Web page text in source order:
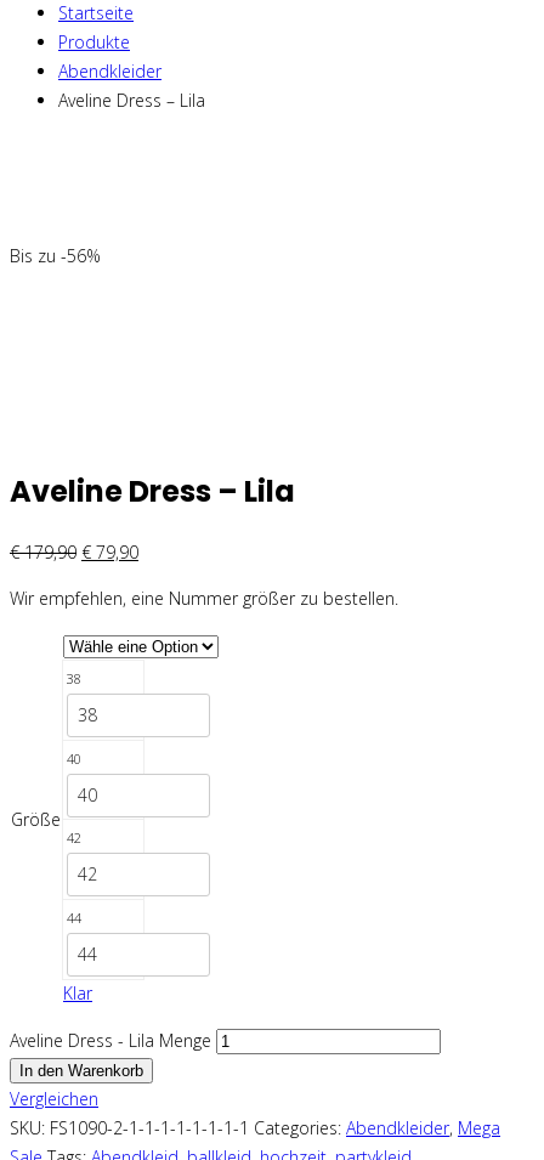
Startseite
Produkte
Abendkleider
Aveline Dress – Lila
Bis zu -56%
Aveline Dress – Lila
€179,90 € 79,90
Wir empfehlen, eine Nummer größer zu bestellen.
Größe
38
38
40
40
42
42
44
44
Klar
Aveline Dress - Lila Menge
In den Warenkorb
Vergleichen
SKU: FS1090-2-1-1-1-1-1-1-1-1 Categories: Abendkleider, Mega